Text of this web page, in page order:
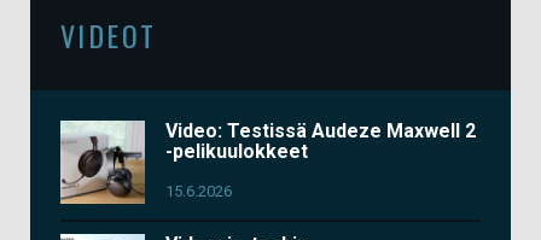
VIDEOT
Video: Testissä Audeze Maxwell 2
-pelikuulokkeet
15.6.2026